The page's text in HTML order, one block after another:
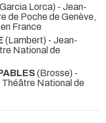
Lorca) - Jean-
de Poche de Genève,
France
(Lambert) - Jean-
National de
(Brosse) -
Théâtre National de